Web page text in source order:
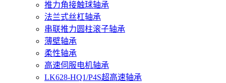
推力角接触球轴承
法兰式丝杠轴承
串联推力圆柱滚子轴承
薄壁轴承
柔性轴承
高速伺服电机轴承
LK628-HQ1/P4S超高速轴承